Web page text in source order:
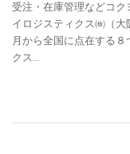
受注・在庫管理などコク
イロジスティクス㈱（
月から全国に点在する
クス...